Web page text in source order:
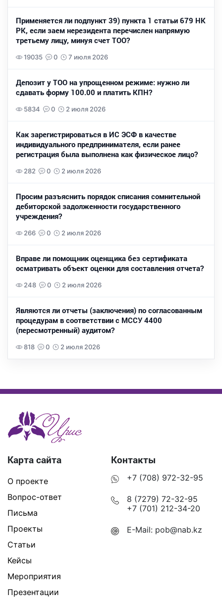
Применяется ли подпункт 39) пункта 1 статьи 679 НК
РК, если заем нерезидента перечислен напрямую
третьему лицу, минуя счет ТОО?
19035 0 7 июля 2026
Депозит у ТОО на упрощенном режиме: нужно ли
сдавать форму 100.00 и платить КПН?
5834 0 2 июля 2026
Как зарегистрироваться в ИС ЭСФ в качестве
индивидуального предпринимателя, если ранее
регистрация была выполнена как физическое лицо?
282 0 2 июля 2026
Просим разъяснить порядок списания сомнительной
дебиторской задолженности государственного
учреждения?
266 0 2 июля 2026
Вправе ли помощник оценщика без сертификата
осматривать объект оценки для составления отчета?
248 0 2 июля 2026
Являются ли отчеты (заключения) по согласованным
процедурам в соответствии с МССУ 4400
(пересмотренный) аудитом?
818 0 2 июля 2026
Карта сайта
О проекте
Вопрос-ответ
Письма
Проекты
Статьи
Кейсы
Мероприятия
Презентации
Контакты
+7 (708) 972-32-95
8 (7279) 72-32-95
+7 (701) 212-34-20
E-Mail: pob@nab.kz